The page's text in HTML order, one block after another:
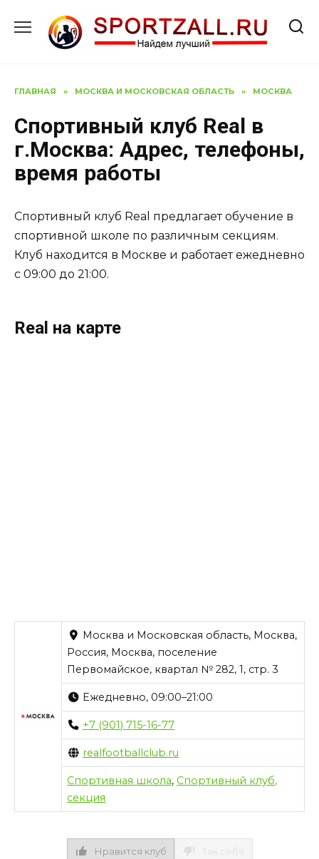
содержанию
ГЛАВНАЯ » МОСКВА И МОСКОВСКАЯ ОБЛАСТЬ » МОСКВА
Спортивный клуб Real в
г.Москва: Адрес, телефоны,
время работы
Спортивный клуб Real предлагает обучение в
спортивной школе по различным секциям.
Клуб находится в Москве и работает ежедневно
с 09:00 до 21:00.
Real на карте
Москва и Московская область, Москва,
Россия, Москва, поселение
Первомайское, квартал № 282, 1, стр. 3
Ежедневно, 09:00–21:00
+7 (901) 715-16-77
realfootballclub.ru
Спортивная школа, Спортивный клуб,
секция
Нравится клуб